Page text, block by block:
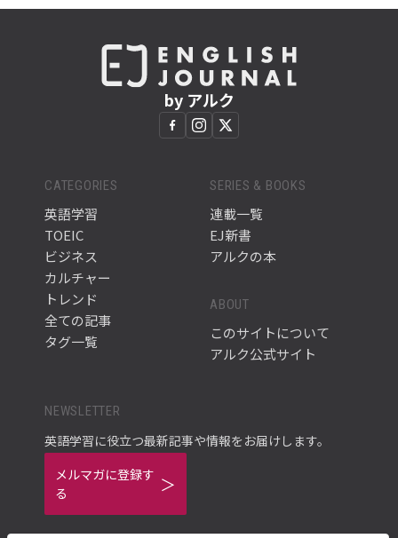
by アルク
CATEGORIES
英語学習
TOEIC
ビジネス
カルチャー
トレンド
全ての記事
タグ一覧
SERIES & BOOKS
連載一覧
EJ新書
アルクの本
ABOUT
このサイトについて
アルク公式サイト
NEWSLETTER
英語学習に役立つ最新記事や情報をお届けします。
メルマガに登録す
る